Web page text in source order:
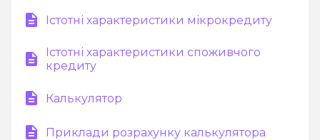
Істотні характеристики мікрокредиту
Істотні характеристики споживчого
кредиту
Калькулятор
Приклади розрахунку калькулятора